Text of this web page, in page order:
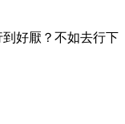
好厭？不如去行下